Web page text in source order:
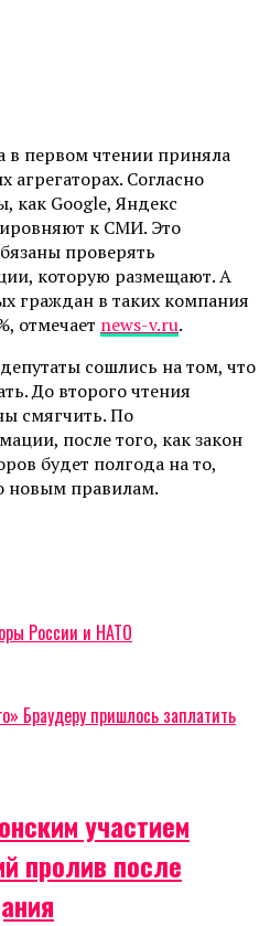
в первом чтении приняла
агрегаторах. Согласно
как Google, Яндекс
к СМИ. Это
проверять
которую размещают. А
граждан в таких компания
отмечает news-v.ru.
сошлись на том, что
До второго чтения
смягчить. По
после того, как закон
будет полгода на то,
новым правилам.
России и НАТО
Браудеру пришлось заплатить
участием
пролив после